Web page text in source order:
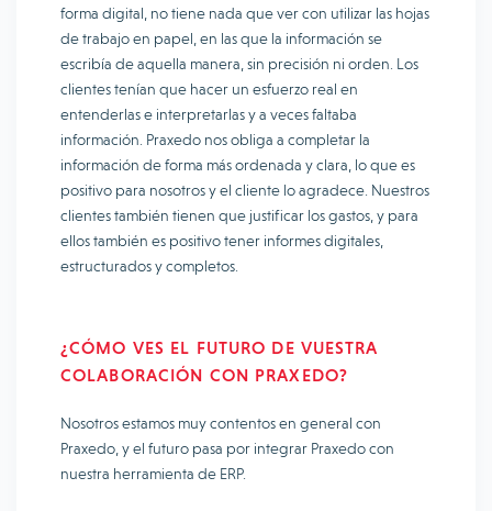
forma digital, no tiene nada que ver con utilizar las hojas
de trabajo en papel, en las que la información se
escribía de aquella manera, sin precisión ni orden. Los
clientes tenían que hacer un esfuerzo real en
entenderlas e interpretarlas y a veces faltaba
información. Praxedo nos obliga a completar la
información de forma más ordenada y clara, lo que es
positivo para nosotros y el cliente lo agradece. Nuestros
clientes también tienen que justificar los gastos, y para
ellos también es positivo tener informes digitales,
estructurados y completos.
¿CÓMO VES EL FUTURO DE VUESTRA
COLABORACIÓN CON PRAXEDO?
Nosotros estamos muy contentos en general con
Praxedo, y el futuro pasa por integrar Praxedo con
nuestra herramienta de ERP.